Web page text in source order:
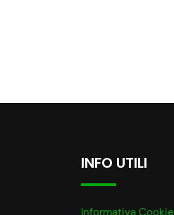
INFO UTILI
Informativa Cookie